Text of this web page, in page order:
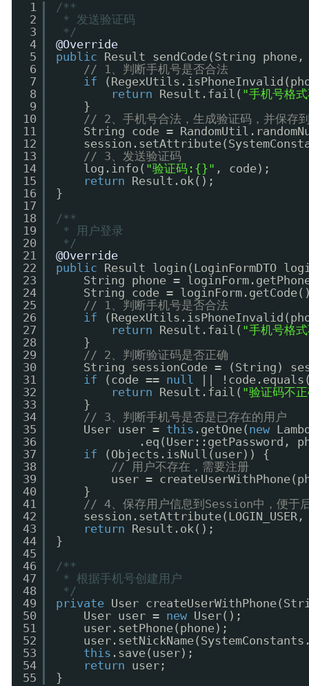
1
2
3
4
5
6
7
8
9
10
11
12
13
14
15
16
17
18
19
20
21
22
23
24
25
26
27
28
29
30
31
32
33
34
35
36
37
38
39
40
41
42
43
44
45
46
47
48
49
50
51
52
53
54
55
/**
* 发送验证码
*/
@Override
public
Result sendCode(String
// 1、判断手机号是否合法
if
return
Result.fail( "手机号格
}
// 2、手机号合法，生成验证码，并保存
String code =
// 3、发送验证码
log.info( "验证码:{}" , code);
return
Result.ok();
}
/**
* 用户登录
*/
@Override
public
Result login(LoginFormDTO
String phone =
String code =
// 1、判断手机号是否合法
if
return
Result.fail( "手机号格
}
// 2、判断验证码是否正确
String sessionCode = (String)
if
(code == null
||
return
Result.fail( "验证码不
}
// 3、判断手机号是否是已存在的用户
User user = this .getOne( new
.eq(User::getPassword,
if
(Objects.isNull(user)) {
// 用户不存在，需要注册
user =
}
// 4、保存用户信息到Session中，便于后
return
Result.ok();
}
/**
* 根据手机号创建用户
*/
private User
User user = new User();
user.setPhone(phone);
this .save(user);
return
user;
}